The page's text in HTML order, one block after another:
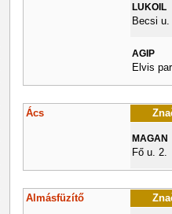
LUKOIL
Becsi u.
AGIP
Elvis
Ács
MAGAN
Fő u. 2.
Almásfüzítő